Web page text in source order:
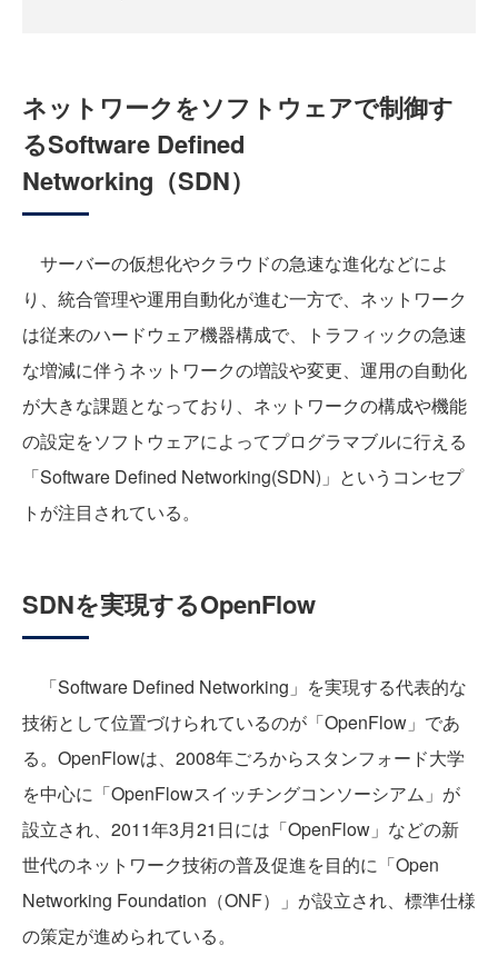
ネットワークをソフトウェアで制御す
るSoftware Defined
Networking（SDN）
サーバーの仮想化やクラウドの急速な進化などによ
り、統合管理や運用自動化が進む一方で、ネットワーク
は従来のハードウェア機器構成で、トラフィックの急速
な増減に伴うネットワークの増設や変更、運用の自動化
が大きな課題となっており、ネットワークの構成や機能
の設定をソフトウェアによってプログラマブルに行える
「Software Defined Networking(SDN)」というコンセプ
トが注目されている。
SDNを実現するOpenFlow
「Software Defined Networking」を実現する代表的な
技術として位置づけられているのが「OpenFlow」であ
る。OpenFlowは、2008年ごろからスタンフォード大学
を中心に「OpenFlowスイッチングコンソーシアム」が
設立され、2011年3月21日には「OpenFlow」などの新
世代のネットワーク技術の普及促進を目的に「Open
Networking Foundation（ONF）」が設立され、標準仕様
の策定が進められている。